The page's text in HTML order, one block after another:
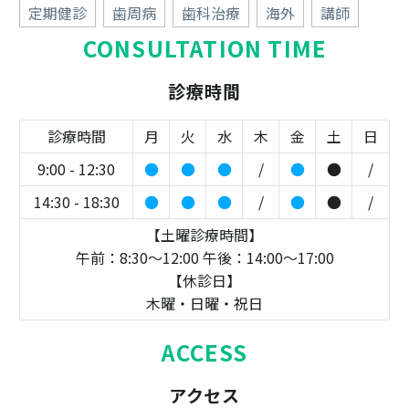
定期健診
歯周病 歯科治療 海外 講師
CONSULTATION TIME
診療時間
診療時間 月 火 水 木 金 土
日
9:00 - 12:30
● ● ● / ● ●
/
14:30 - 18:30
● ● ● / ● ●
/
【土曜診療時間】
午前：8:30～12:00 午後：14:00～17:00
【休診日】
木曜・日曜・祝日
ACCESS
アクセス